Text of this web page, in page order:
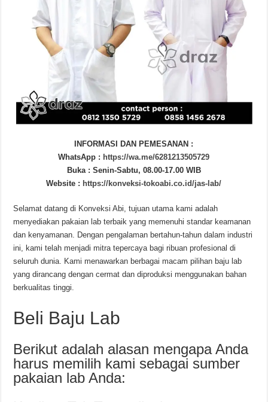
INFORMASI DAN PEMESANAN :
WhatsApp : https://wa.me/6281213505729
Buka : Senin-Sabtu, 08.00-17.00 WIB
Website : https://konveksi-tokoabi.co.id/jas-lab/
Selamat datang di Konveksi Abi, tujuan utama kami adalah
menyediakan pakaian lab terbaik yang memenuhi standar keamanan
dan kenyamanan. Dengan pengalaman bertahun-tahun dalam industri
ini, kami telah menjadi mitra tepercaya bagi ribuan profesional di
seluruh dunia. Kami menawarkan berbagai macam pilihan baju lab
yang dirancang dengan cermat dan diproduksi menggunakan bahan
berkualitas tinggi.
Beli Baju Lab
Berikut adalah alasan mengapa Anda
harus memilih kami sebagai sumber
pakaian lab Anda: